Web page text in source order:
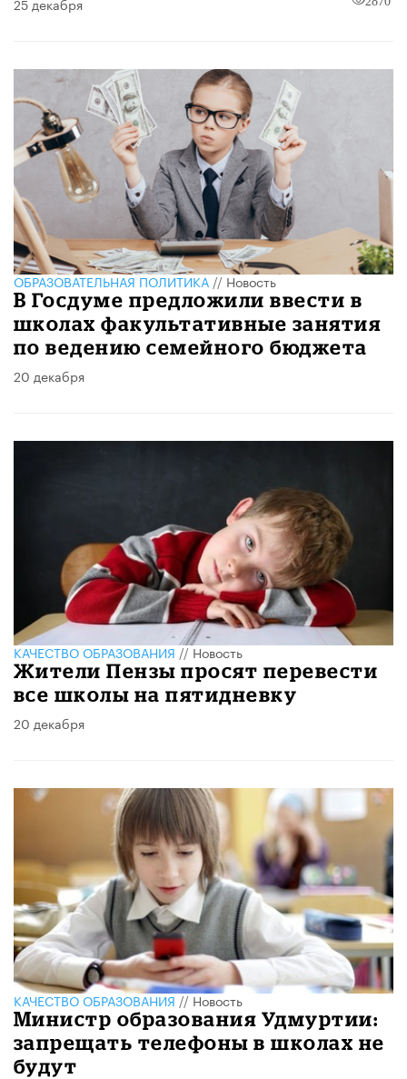
ОБРАЗОВАТЕЛЬНАЯ ПОЛИТИКА//Новость
В Госдуме предложили ввести в
школах факультативные занятия
по ведению семейного бюджета
20 декабря
КАЧЕСТВО ОБРАЗОВАНИЯ//Новость
Жители Пензы просят перевести
все школы на пятидневку
20 декабря
КАЧЕСТВО ОБРАЗОВАНИЯ//Новость
Министр образования Удмуртии:
запрещать телефоны в школах не
будут